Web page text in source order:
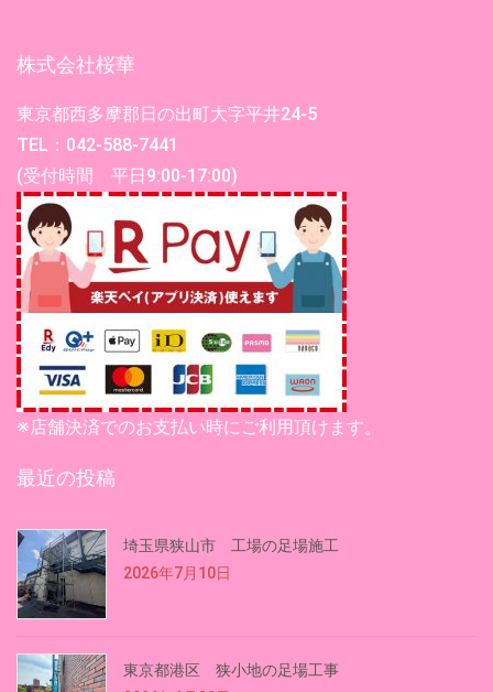
株式会社桜華
東京都西多摩郡日の出町大字平井24-5
TEL：042-588-7441
(受付時間 平日9:00-17:00)
※店舗決済でのお支払い時にご利用頂けます。
最近の投稿
埼玉県狭山市 工場の足場施工
2026年7月10日
東京都港区 狭小地の足場工事